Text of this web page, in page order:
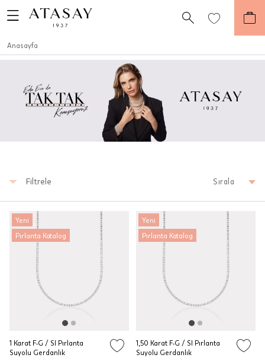
Anasayfa
Filtrele Sırala
Yeni
Pırlanta Katalog
1 Karat F-G / SI Pırlanta
Suyolu Gerdanlık
Yeni
Pırlanta Katalog
1,50 Karat F-G / SI Pırlanta
Suyolu Gerdanlık